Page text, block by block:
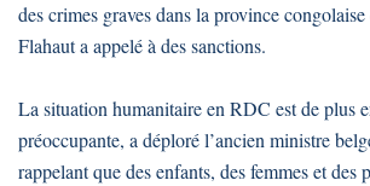
des crimes graves dans la province
Flahaut a appelé à des sanctions.
La situation humanitaire en RDC est de plus
préoccupante, a déploré l’ancien ministre
rappelant que des enfants, des femmes et des